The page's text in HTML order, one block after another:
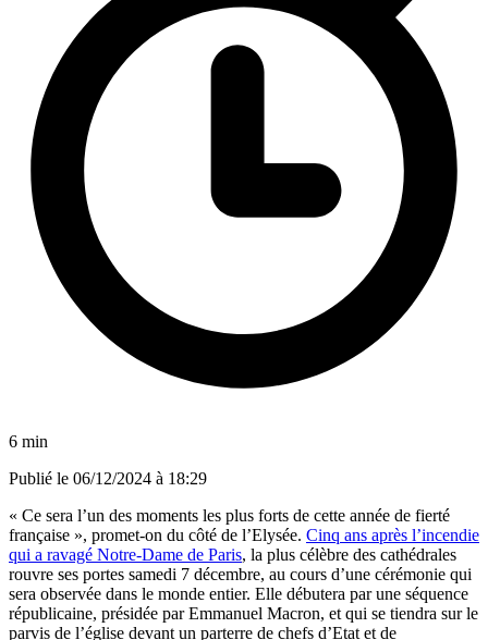
6 min
Publié le 06/12/2024 à 18:29
« Ce sera l’un des moments les plus forts de cette année de fierté
française », promet-on du côté de l’Elysée. Cinq ans après l’incendie
qui a ravagé Notre-Dame de Paris, la plus célèbre des cathédrales
rouvre ses portes samedi 7 décembre, au cours d’une cérémonie qui
sera observée dans le monde entier. Elle débutera par une séquence
républicaine, présidée par Emmanuel Macron, et qui se tiendra sur le
parvis de l’église devant un parterre de chefs d’Etat et de